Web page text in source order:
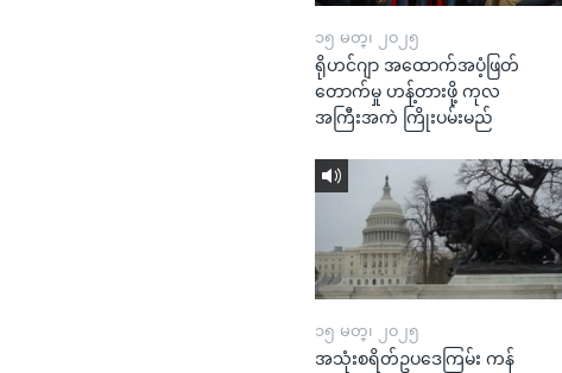
၁၅ မတ္၊ ၂၀၂၅
ရိုဟင်ဂျာ အထောက်အပံ့ဖြတ်
တောက်မှု ဟန့်တားဖို့ ကုလ
အကြီးအကဲ ကြိုးပမ်းမည်
၁၅ မတ္၊ ၂၀၂၅
အသုံးစရိတ်ဥပဒေကြမ်း ကန်